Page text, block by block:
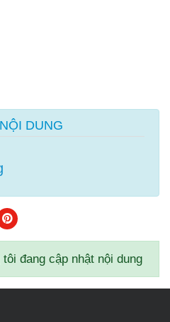
DUNG
tôi đang cập nhật nội dung